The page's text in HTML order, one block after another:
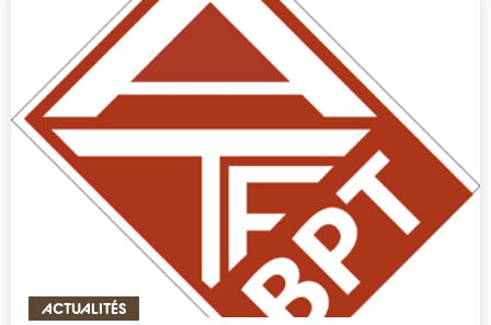
ACTUALITÉS